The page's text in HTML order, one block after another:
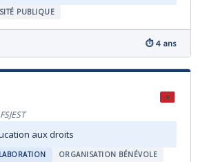
PUBLIQUE
⏱ 4 ans
aux droits
ORGANISATION BÉNÉVOLE